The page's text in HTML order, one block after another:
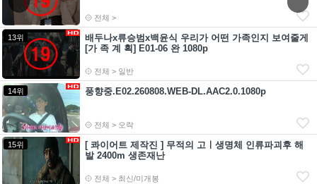
전체 >
13위
배두나x류승범x백윤식 우리가 어떤 가족인지 보여줄게
[가 족 계 획] E01-06 완 1080p
전체 > 일반
14위 풍향중.E02.260808.WEB-DL.AAC2.0.1080p
전체 > 오락
15위
[ 콰이어트 제작진 ] 무적의 고ㅣ생명체 인류파괴후 해
발 2400m 생존재난
전체 > 최신/미개봉